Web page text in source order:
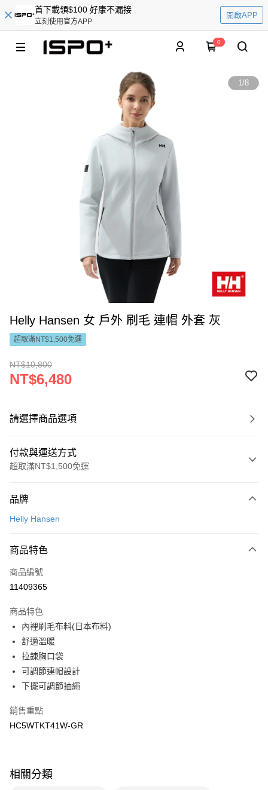
首下載領$100 好康不漏接
立刻使用官方APP
開啟APP
0
1/8
Helly Hansen 女 戶外 刷毛 連帽 外套 灰
超取滿NT$1,500免運
NT$10,800
NT$6,480
請選擇商品選項
付款與運送方式
超取滿NT$1,500免運
信用卡一次付款
Apple Pay
悠遊付
7-11取貨(快速到店)
每筆NT$100，滿NT$1,500(含以上)免運費
宅配-本島
每筆NT$100，滿NT$1,500(含以上)免運費
品牌
Helly Hansen
商品特色
商品編號
11409365
商品特色
內裡刷毛布料(日本布料)
舒適溫暖
拉鍊胸口袋
可調節連帽設計
下擺可調節抽繩
銷售重點
HC5WTKT41W-GR
相關分類